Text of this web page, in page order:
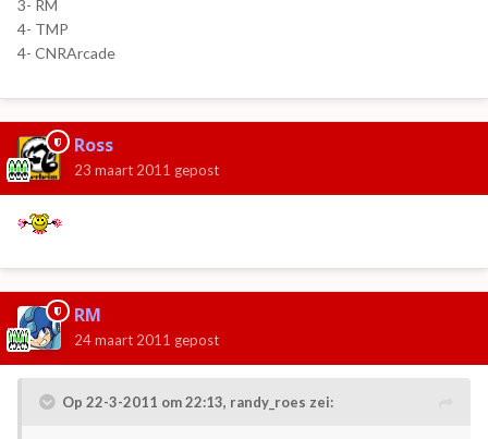
3- RM
4- TMP
4- CNRArcade
Ross
23 maart 2011 gepost
RM
24 maart 2011 gepost
Op 22-3-2011 om 22:13, randy_roes zei: